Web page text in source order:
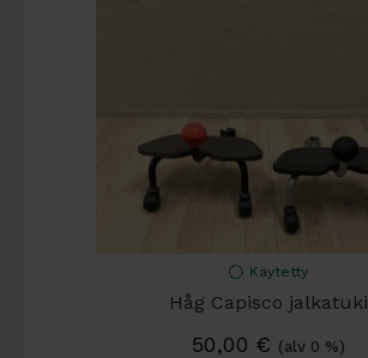
Käytetty
Håg Capisco jalkatuki
50,00 € (alv 0 %)